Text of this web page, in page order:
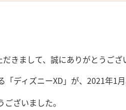
きまして、誠にありがとうござ
ディズニーXD」が、2021年1
ざいました。